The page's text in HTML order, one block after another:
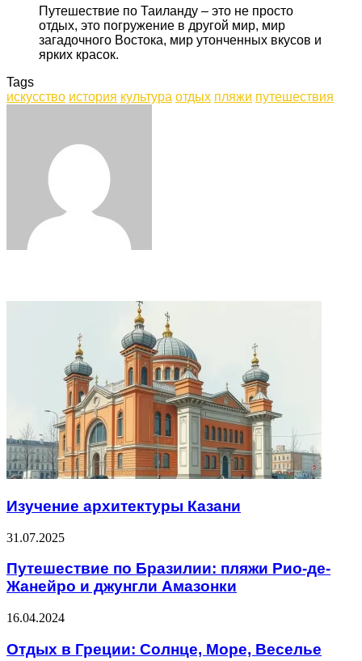
Путешествие по Таиланду – это не просто
отдых, это погружение в другой мир, мир
загадочного Востока, мир утонченных вкусов и
ярких красок.
Tags
искусство история культура отдых пляжи путешествия
Изучение архитектуры Казани
31.07.2025
Путешествие по Бразилии: пляжи Рио-де-
Жанейро и джунгли Амазонки
16.04.2024
Отдых в Греции: Солнце, Море, Веселье